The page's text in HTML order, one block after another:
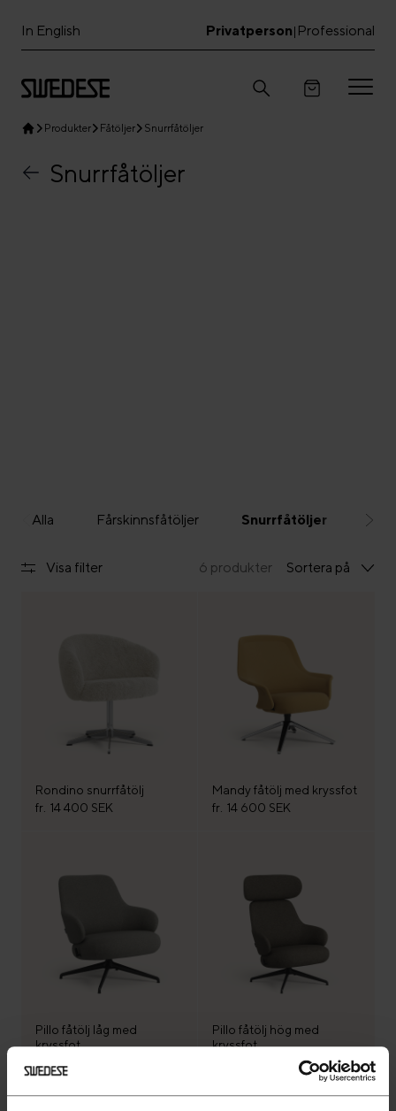
In English Privatperson| Professional
Produkter Fåtöljer Snurrfåtöljer
Snurrfåtöljer
Visa filter
Alla Fårskinnsfåtöljer Snurrfåtöljer
6 produkter Sortera på
Rondino snurrfåtölj
fr. 14 400 SEK
Mandy fåtölj med kryssfot
fr. 14 600 SEK
Pillo fåtölj låg med
kryssfot
Pillo fåtölj hög med
kryssfot